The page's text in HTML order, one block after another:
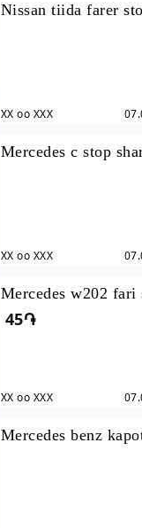
Nissan tiida farer
XX oo XXX
Mercedes c stop
XX oo XXX
Mercedes w202
c200 c230 c240
45֏
XX oo XXX
Mercedes benz